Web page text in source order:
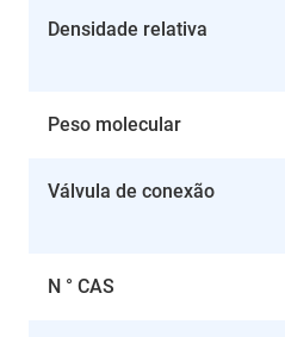
Densidade relativa
Peso molecular
Válvula de conexão
N ° CAS